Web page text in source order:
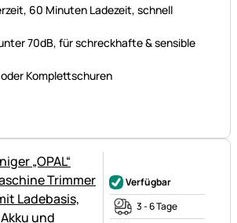
60 Minuten Ladezeit, schnell
70dB, für schreckhafte & sensible
Komplettschuren
Verfügbar
3 - 6 Tage